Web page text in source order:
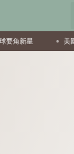
星 美國生產